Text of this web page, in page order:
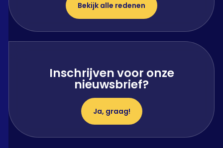
Bekijk alle redenen
Inschrijven voor onze
nieuwsbrief?
Ja, graag!